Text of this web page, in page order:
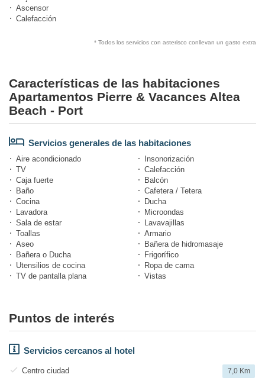
Ascensor
Calefacción
* Todos los servicios con asterisco conllevan un gasto extra
Características de las habitaciones
Apartamentos Pierre & Vacances Altea
Beach - Port
Servicios generales de las habitaciones
Aire acondicionado
Insonorización
TV
Calefacción
Caja fuerte
Balcón
Baño
Cafetera / Tetera
Cocina
Ducha
Lavadora
Microondas
Sala de estar
Lavavajillas
Toallas
Armario
Aseo
Bañera de hidromasaje
Bañera o Ducha
Frigorífico
Utensilios de cocina
Ropa de cama
TV de pantalla plana
Vistas
Puntos de interés
Servicios cercanos al hotel
Centro ciudad 7,0 Km